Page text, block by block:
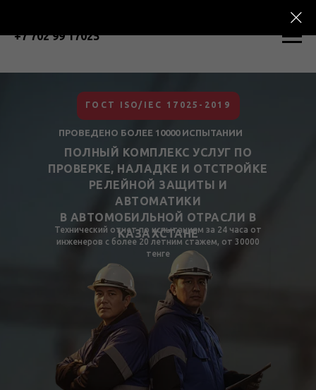
+7 702 99 17025
ПРОВЕДЕНО БОЛЕЕ 10000 ИСПЫТАНИИ
ПОЛНЫЙ КОМПЛЕКС УСЛУГ ПО
ПРОВЕРКЕ, НАЛАДКЕ И ОТСТРОЙКЕ
РЕЛЕЙНОЙ ЗАЩИТЫ И
АВТОМАТИКИ
В АВТОМОБИЛЬНОЙ ОТРАСЛИ В
КАЗАХСТАНЕ
ГОСТ ISO/IEC 17025-2019
Технический отчет по испытаниям за 24 часа от
инженеров с более 20 летним стажем, от 30000
тенге